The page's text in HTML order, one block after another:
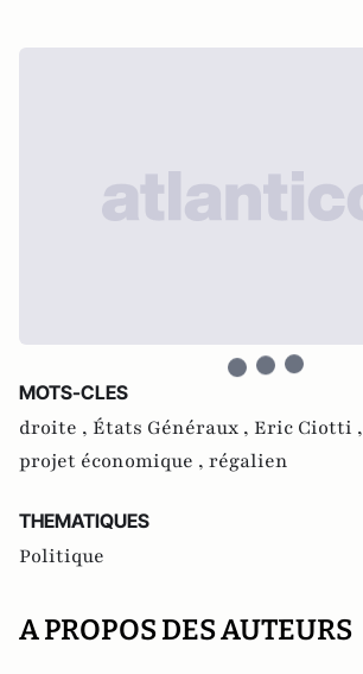
MOTS-CLES
droite , États Généraux , Eric Ciotti ,
projet économique , régalien
THEMATIQUES
Politique
A PROPOS DES AUTEURS